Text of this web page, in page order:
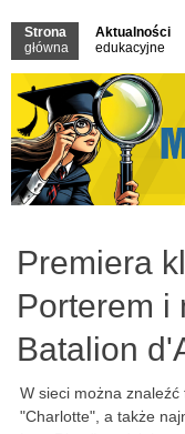
Strona
główna
Aktualności
edukacyjne
Premiera
Porterem i
Batalion
W sieci można
"Charlotte", a także